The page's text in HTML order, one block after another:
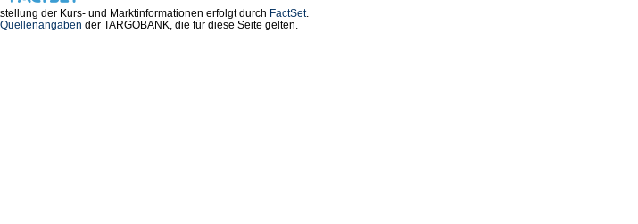
gesetzliche
der Kurs- und Marktinformationen erfolgt durch FactSet.
Quellenangaben der TARGOBANK, die für diese Seite gelten.